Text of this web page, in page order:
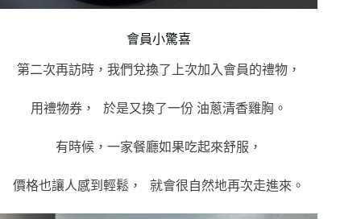
會員小驚喜
第二次再訪時，我們兌換了上次加入會員的禮物，
用禮物券， 於是又換了一份 油蔥清香雞胸。
有時候，一家餐廳如果吃起來舒服，
價格也讓人感到輕鬆， 就會很自然地再次走進來。